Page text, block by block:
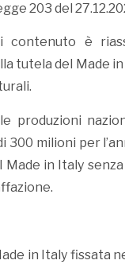
203 del
è
tutela del Made
produzioni
300 milioni per
in Italy
in Italy fissata